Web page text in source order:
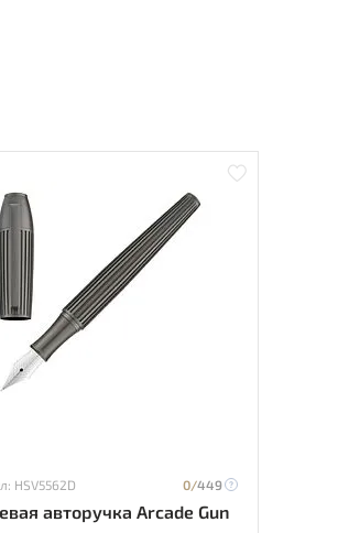
HSV5562D 0/449
авторучка Arcade Gun